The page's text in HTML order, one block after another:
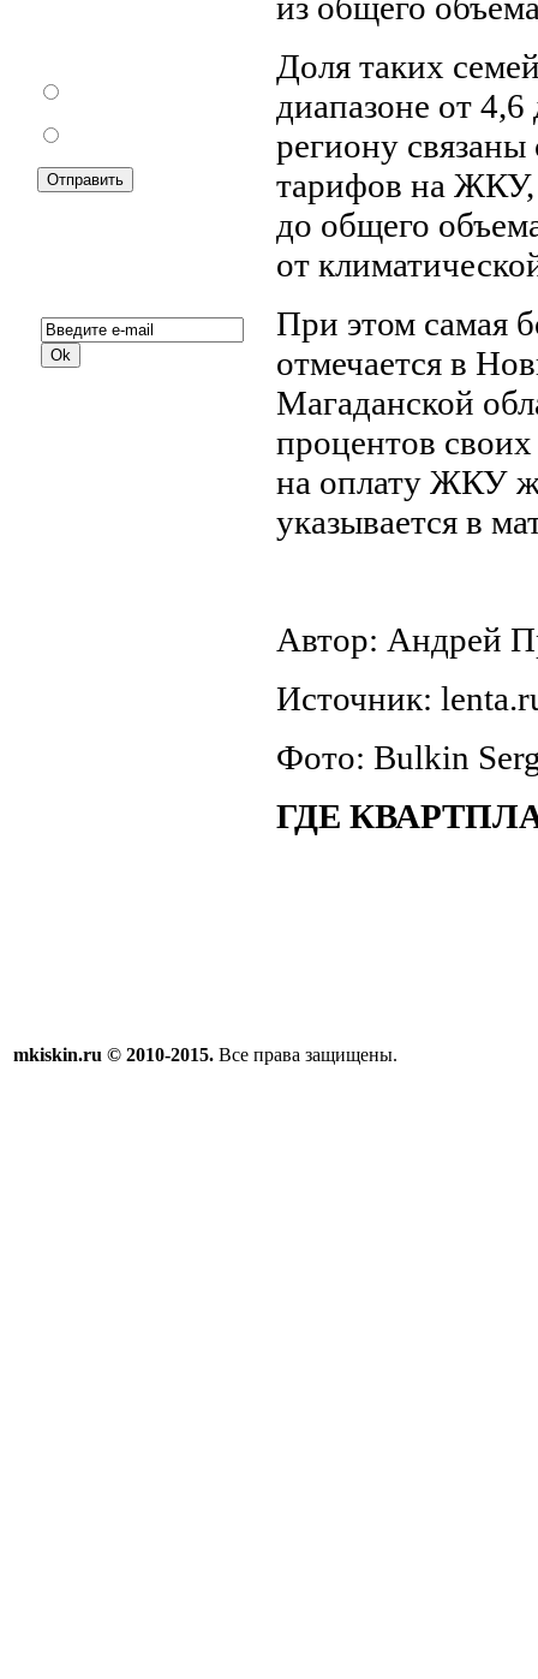
Доля таких
диапазоне от
региону
тарифов на ЖКУ,
до общего
от
При этом самая
отмечается в
Магаданской
процентов
на оплату ЖКУ
указывается в
Автор: Андрей
Источник:
Фото: Bulkin
ГДЕ
mkiskin.ru © 2010-2015. Все права защищены.